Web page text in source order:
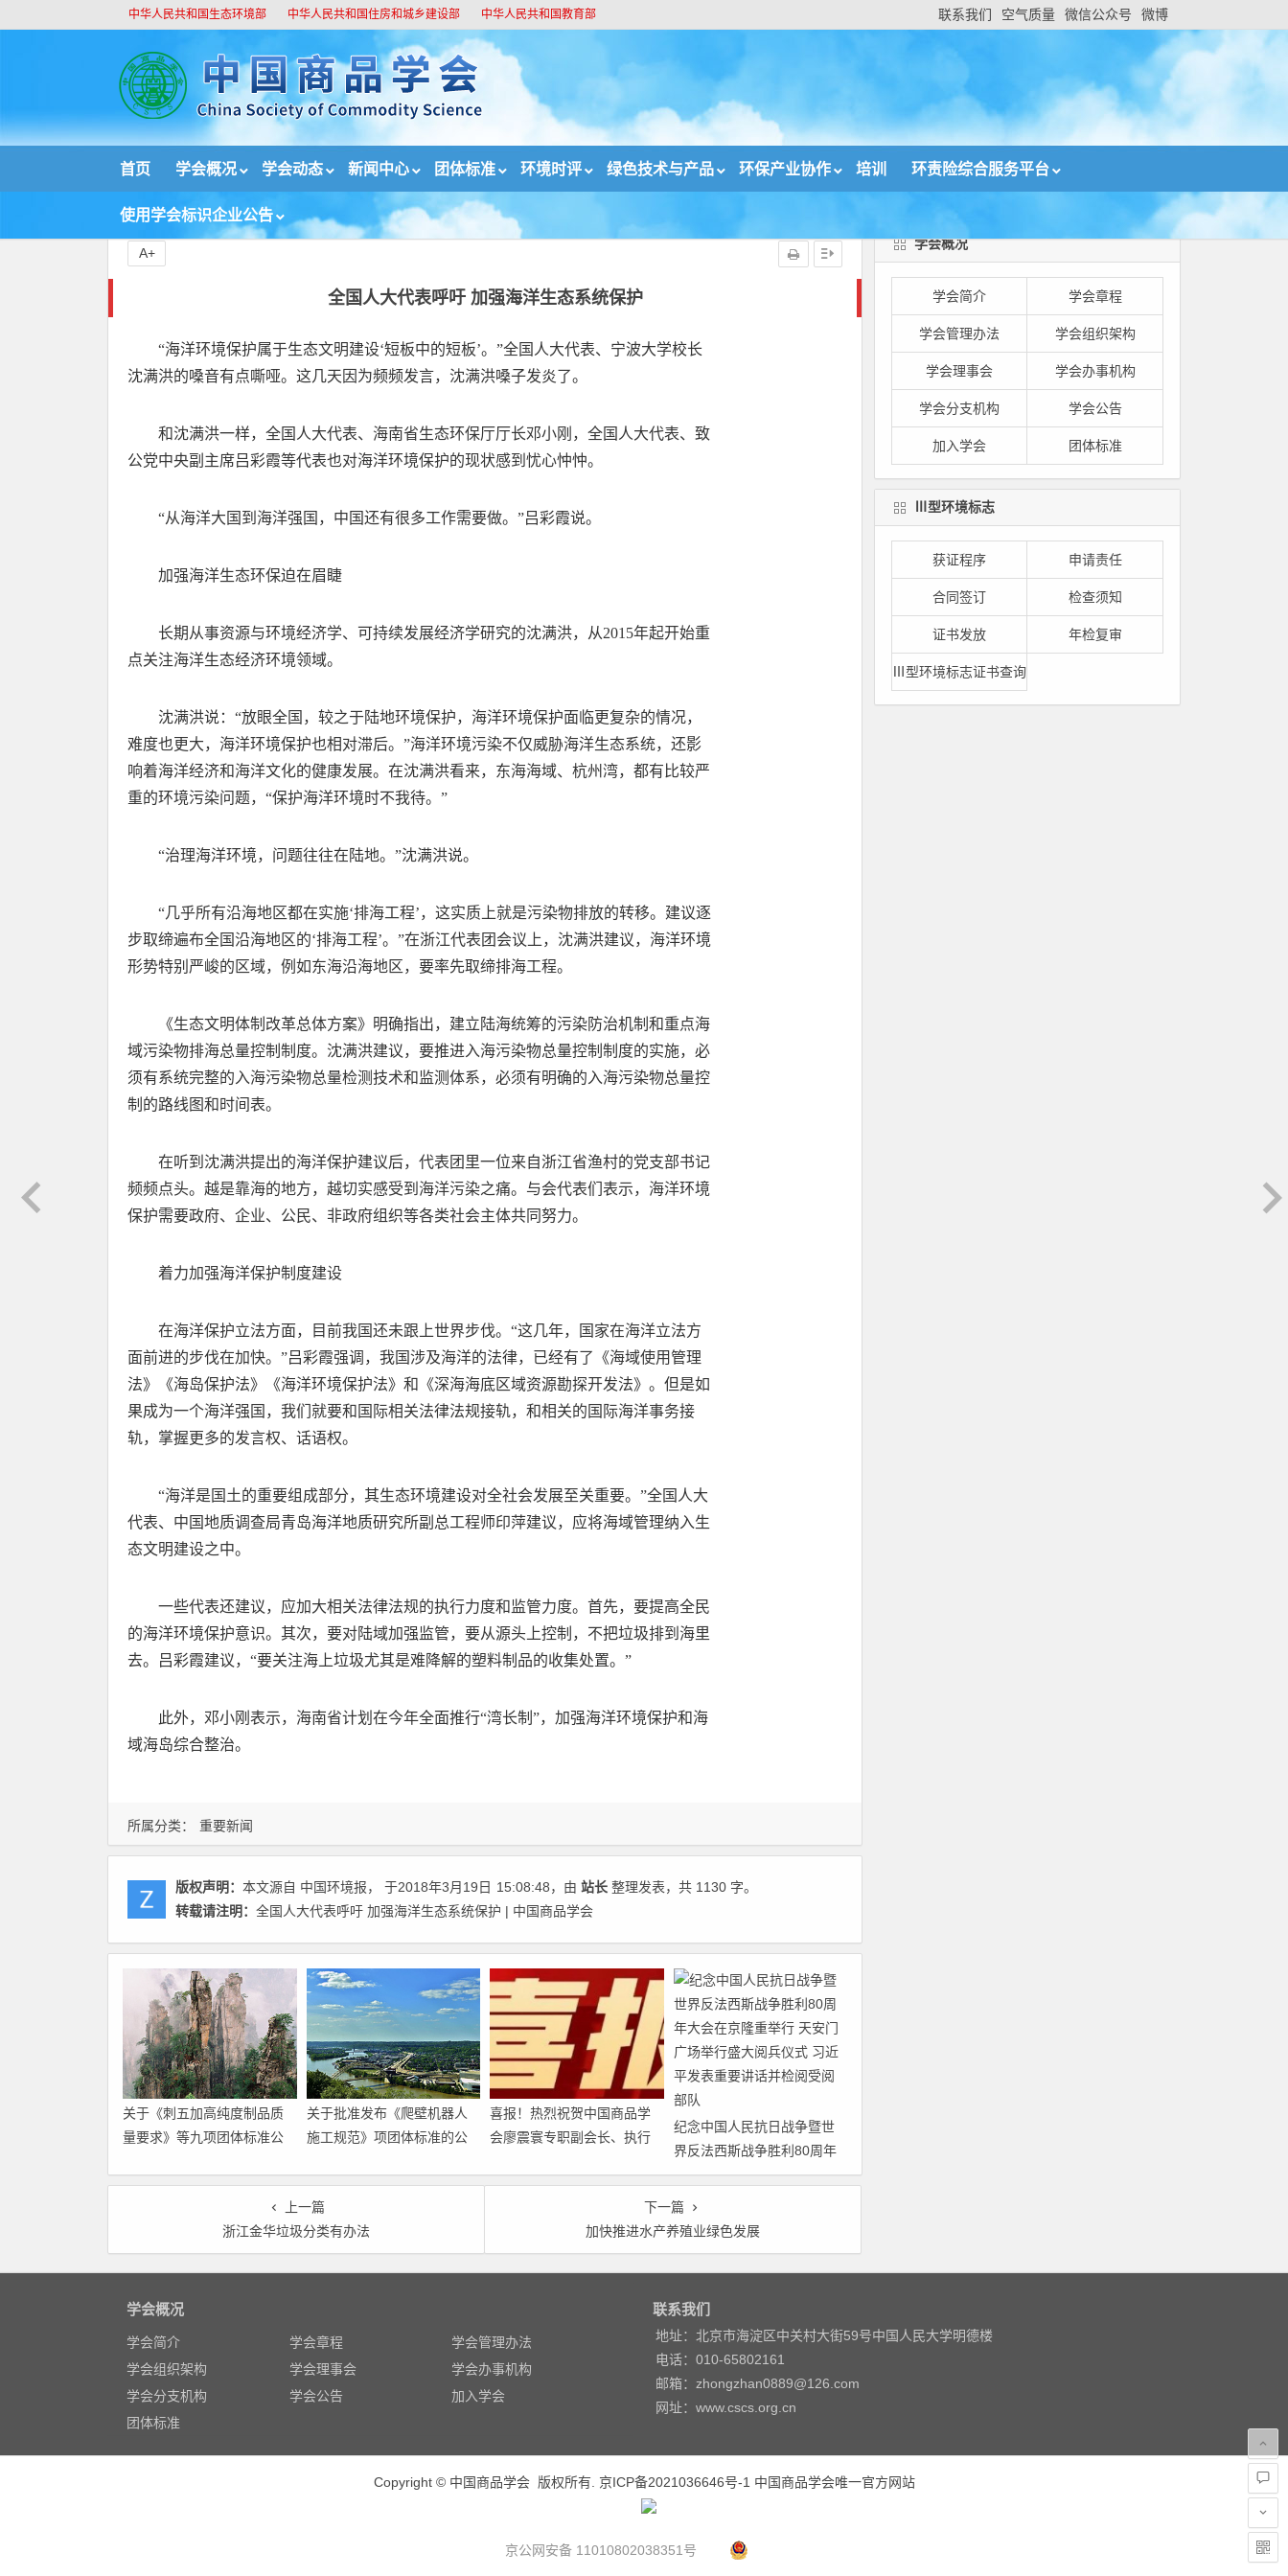
中华人民共和国生态环境部 中华人民共和国住房和城乡建设部 中华人民共和国教育部 联系我们 空气质量 微信公众号 微博
首页 学会概况 学会动态 新闻中心 团体标准 环境时评 绿色技术与产品 环保产业协作 培训 环责险综合服务平台
使用学会标识企业公告
//
首页 新闻中心 重要新闻 全国人大代表呼吁 加强海洋生态系统保护
全国人大代表呼吁 加强海洋生态系统保护
A+
所属分类： 重要新闻
“海洋环境保护属于生态文明建设‘短板中的短板’。”全国人大代表、宁波大学校长
沈满洪的嗓音有点嘶哑。这几天因为频频发言，沈满洪嗓子发炎了。
和沈满洪一样，全国人大代表、海南省生态环保厅厅长邓小刚，全国人大代表、致
公党中央副主席吕彩霞等代表也对海洋环境保护的现状感到忧心忡忡。
“从海洋大国到海洋强国，中国还有很多工作需要做。”吕彩霞说。
加强海洋生态环保迫在眉睫
长期从事资源与环境经济学、可持续发展经济学研究的沈满洪，从2015年起开始重
点关注海洋生态经济环境领域。
沈满洪说：“放眼全国，较之于陆地环境保护，海洋环境保护面临更复杂的情况，
难度也更大，海洋环境保护也相对滞后。”海洋环境污染不仅威胁海洋生态系统，还影
响着海洋经济和海洋文化的健康发展。在沈满洪看来，东海海域、杭州湾，都有比较严
重的环境污染问题，“保护海洋环境时不我待。”
“治理海洋环境，问题往往在陆地。”沈满洪说。
“几乎所有沿海地区都在实施‘排海工程’，这实质上就是污染物排放的转移。建议逐
步取缔遍布全国沿海地区的‘排海工程’。”在浙江代表团会议上，沈满洪建议，海洋环境
形势特别严峻的区域，例如东海沿海地区，要率先取缔排海工程。
《生态文明体制改革总体方案》明确指出，建立陆海统筹的污染防治机制和重点海
域污染物排海总量控制制度。沈满洪建议，要推进入海污染物总量控制制度的实施，必
须有系统完整的入海污染物总量检测技术和监测体系，必须有明确的入海污染物总量控
制的路线图和时间表。
在听到沈满洪提出的海洋保护建议后，代表团里一位来自浙江省渔村的党支部书记
频频点头。越是靠海的地方，越切实感受到海洋污染之痛。与会代表们表示，海洋环境
保护需要政府、企业、公民、非政府组织等各类社会主体共同努力。
着力加强海洋保护制度建设
在海洋保护立法方面，目前我国还未跟上世界步伐。“这几年，国家在海洋立法方
面前进的步伐在加快。”吕彩霞强调，我国涉及海洋的法律，已经有了《海域使用管理
法》《海岛保护法》《海洋环境保护法》和《深海海底区域资源勘探开发法》。但是如
果成为一个海洋强国，我们就要和国际相关法律法规接轨，和相关的国际海洋事务接
轨，掌握更多的发言权、话语权。
“海洋是国土的重要组成部分，其生态环境建设对全社会发展至关重要。”全国人大
代表、中国地质调查局青岛海洋地质研究所副总工程师印萍建议，应将海域管理纳入生
态文明建设之中。
一些代表还建议，应加大相关法律法规的执行力度和监管力度。首先，要提高全民
的海洋环境保护意识。其次，要对陆域加强监管，要从源头上控制，不把垃圾排到海里
去。吕彩霞建议，“要关注海上垃圾尤其是难降解的塑料制品的收集处置。”
此外，邓小刚表示，海南省计划在今年全面推行“湾长制”，加强海洋环境保护和海
域海岛综合整治。
版权声明： 本文源自 中国环境报， 于2018年3月19日 15:08:48，由 站长 整理发表，共 1130 字。
转载请注明： 全国人大代表呼吁 加强海洋生态系统保护 | 中国商品学会
关于《刺五加高纯度制品质
量要求》等九项团体标准公
关于批准发布《爬壁机器人
施工规范》项团体标准的公
喜报！热烈祝贺中国商品学
会廖震寰专职副会长、执行
纪念中国人民抗日战争暨世
界反法西斯战争胜利80周年
大会在京隆重举行 天安门广
场举行盛大阅兵仪式 习近平
发表重要讲话并检阅受阅部
上一篇
浙江金华垃圾分类有办法
下一篇
加快推进水产养殖业绿色发展
学会概况
学会简介 学会章程
学会管理办法 学会组织架构
学会理事会 学会办事机构
学会分支机构 学会公告
加入学会 团体标准
Ⅲ型环境标志
获证程序 申请责任
合同签订 检查须知
证书发放 年检复审
Ⅲ型环境标志证书查询
学会概况
学会简介 学会章程
学会管理办法
学会组织架构
学会理事会
学会办事机构
学会分支机构
学会公告
加入学会
团体标准
联系我们
地址：北京市海淀区中关村大街59号中国人民大学明德楼
电话：010-65802161
邮箱：zhongzhan0889@126.com
网址：www.cscs.org.cn
Copyright © 中国商品学会 版权所有. 京ICP备2021036646号-1 中国商品学会唯一官方网站
京公网安备 11010802038351号